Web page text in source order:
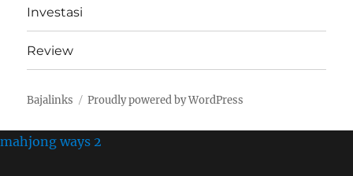
Investasi
Review
Bajalinks Proudly powered by WordPress
mahjong ways 2